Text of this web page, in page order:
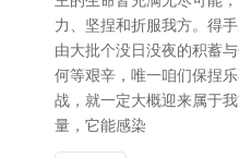
力、坚捏和折服我方。得
由大批个没日没夜的积蓄
何等艰辛，唯一咱们保捏
战，就一定大概迎来属于
量，它能感染